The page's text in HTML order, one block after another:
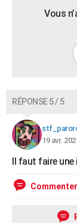
Vous
RÉPONSE 5 / 5
19 avr.
Il faut faire une
Commenter